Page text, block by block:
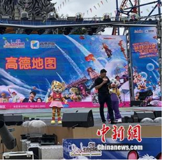
手
广
州
长
隆
建
智
慧
景
区
线
上